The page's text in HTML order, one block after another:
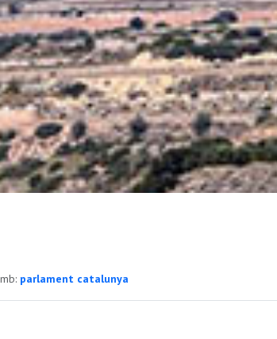
parlament catalunya